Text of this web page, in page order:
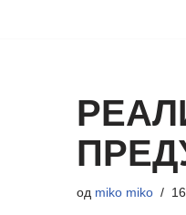
од miko miko